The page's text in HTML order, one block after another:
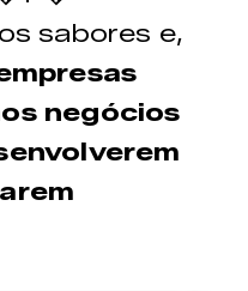
sabores e,
negócios